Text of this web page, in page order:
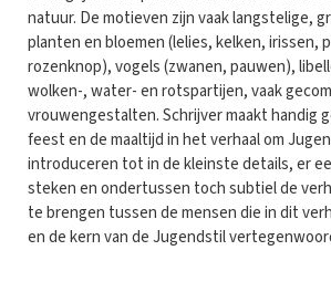
natuur. De motieven zijn vaak langstelige,
planten en bloemen (lelies, kelken, irissen,
rozenknop), vogels (zwanen, pauwen),
wolken-, water- en rotspartijen, vaak
vrouwengestalten. Schrijver maakt handig
feest en de maaltijd in het verhaal om
introduceren tot in de kleinste details, er
steken en ondertussen toch subtiel de
te brengen tussen de mensen die in dit
en de kern van de Jugendstil